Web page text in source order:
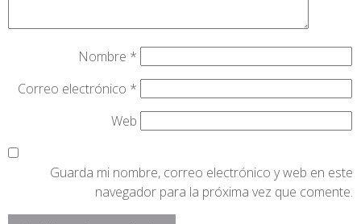
Nombre *
Correo electrónico *
Web
Guarda mi nombre, correo electrónico y web en este
navegador para la próxima vez que comente.